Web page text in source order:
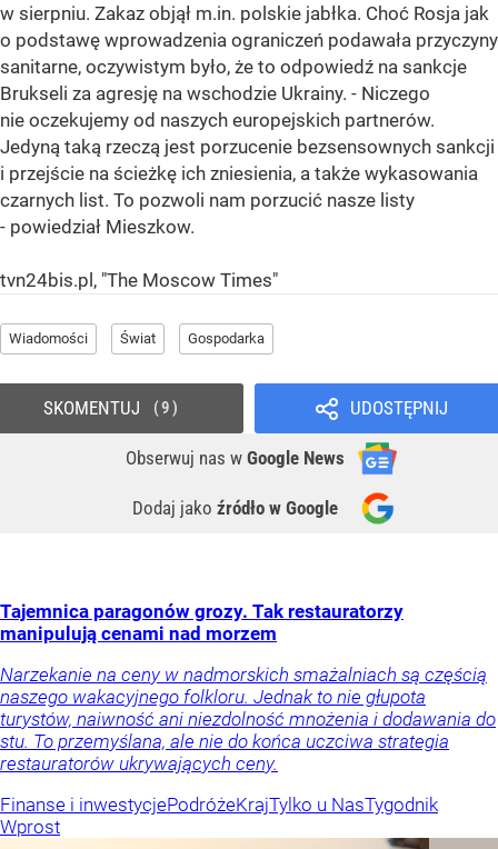
w sierpniu. Zakaz objął m.in. polskie jabłka. Choć Rosja jak
o podstawę wprowadzenia ograniczeń podawała przyczyny
sanitarne, oczywistym było, że to odpowiedź na sankcje
Brukseli za agresję na wschodzie Ukrainy. - Niczego
nie oczekujemy od naszych europejskich partnerów.
Jedyną taką rzeczą jest porzucenie bezsensownych sankcji
i przejście na ścieżkę ich zniesienia, a także wykasowania
czarnych list. To pozwoli nam porzucić nasze listy
- powiedział Mieszkow.
tvn24bis.pl, "The Moscow Times"
Wiadomości Świat Gospodarka
UDOSTĘPNIJ
Obserwuj nas w Google News
Dodaj jako źródło w Google
SKOMENTUJ 9
Tajemnica paragonów grozy. Tak restauratorzy
manipulują cenami nad morzem
Narzekanie na ceny w nadmorskich smażalniach są częścią
naszego wakacyjnego folkloru. Jednak to nie głupota
turystów, naiwność ani niezdolność mnożenia i dodawania do
stu. To przemyślana, ale nie do końca uczciwa strategia
restauratorów ukrywających ceny.
Finanse i inwestycjePodróżeKrajTylko u NasTygodnik
Wprost